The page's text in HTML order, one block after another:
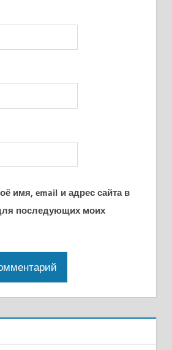
имя, email и адрес сайта в
последующих моих